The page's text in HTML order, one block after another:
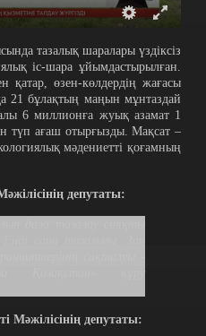
тазалық шаралары үздіксіз
іс-шара ұйымдастырылған.
қатар, өзен-көлдердің жағасы
21 бұлақтың маңын мұнтаздай
6 миллионға жуық азамат 1
түп ағаш отырғызды. Мақсат –
мәдениетті қоғамның
депутаты:
Мәжілісінің депутаты: